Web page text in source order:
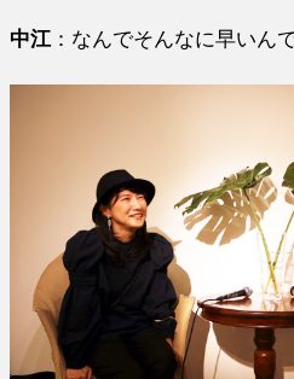
中江 ：なんでそんなに早いん